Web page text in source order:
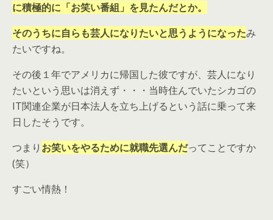
に積極的に「お笑い番組」を見たんだとか。
そのうちに自らも芸人になりたいと思うようになったみ
たいですね。
その後１年でアメリカに帰国した彼ですが、芸人になり
たいという思いは消えず・・・当時住んでいたシカゴの
IT関連企業が日本法人を立ち上げるという話に乗って来
日したそうです。
つまり お笑いをやるために就職先選んだってことですか
(笑）
すごい情熱！